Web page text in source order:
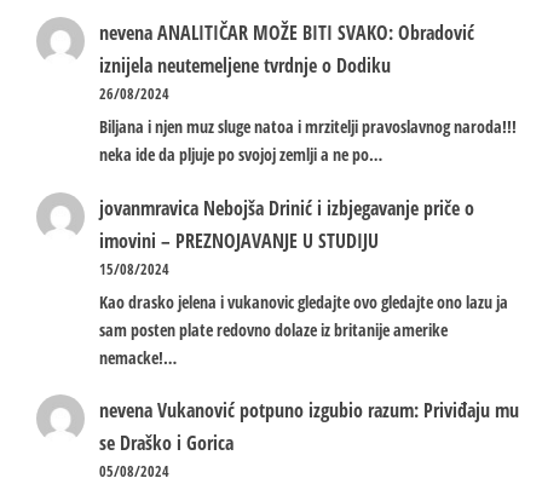
nevenaANALITIČAR MOŽE BITI SVAKO: Obradović
iznijela neutemeljene tvrdnje o Dodiku
26/08/2024
Biljana i njen muz sluge natoa i mrzitelji pravoslavnog naroda!!!
neka ide da pljuje po svojoj zemlji a ne po…
jovanmravica Nebojša Drinić i izbjegavanje priče o
imovini – PREZNOJAVANJE U STUDIJU
15/08/2024
Kao drasko jelena i vukanovic gledajte ovo gledajte ono lazu ja
sam posten plate redovno dolaze iz britanije amerike
nemacke!…
nevenaVukanović potpuno izgubio razum: Priviđaju mu
se Draško i Gorica
05/08/2024